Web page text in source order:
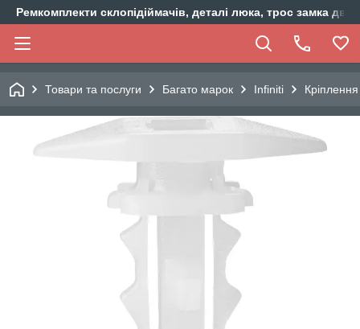
Ремкомплекти склопідіймачів, деталі люка, трос замка
Товари та послуги Багато марок Infiniti